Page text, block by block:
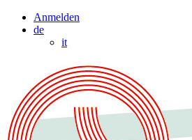
Anmelden
de
it